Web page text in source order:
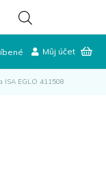
Můj účet
ISA EGLO 411508